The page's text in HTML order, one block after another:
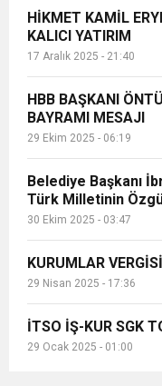
HİKMET KAMİL
KALICI YATIRIM
17 Aralık 2025 - 21:40
HBB BAŞKANI
BAYRAMI MESAJI
29 Ekim 2025 - 06:19
Belediye Başkanı
Türk Milletinin
30 Ekim 2025 - 03:47
KURUMLAR
29 Nisan 2025 - 17:36
İTSO İŞ-KUR SGK
29 Ocak 2025 - 01:00